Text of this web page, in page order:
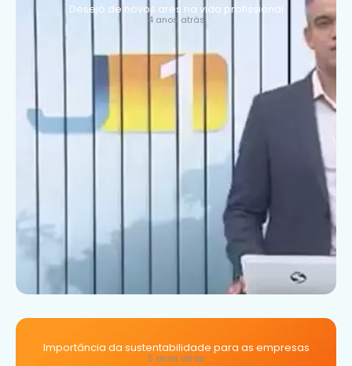
Desejo de novos ares na vida profissional
4 anos atrás
Importância da sustentabilidade para as empresas
5 anos atrás